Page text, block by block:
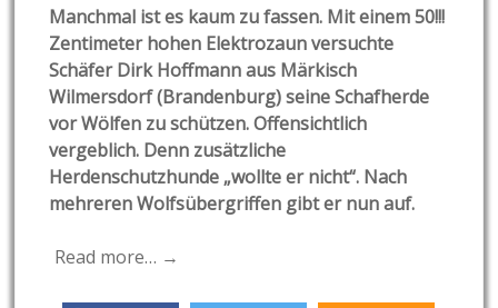
Manchmal ist es kaum zu fassen. Mit einem 50!!!
Zentimeter hohen Elektrozaun versuchte
Schäfer Dirk Hoffmann aus Märkisch
Wilmersdorf (Brandenburg) seine Schafherde
vor Wölfen zu schützen. Offensichtlich
vergeblich. Denn zusätzliche
Herdenschutzhunde „wollte er nicht“. Nach
mehreren Wolfsübergriffen gibt er nun auf.
Read more… →